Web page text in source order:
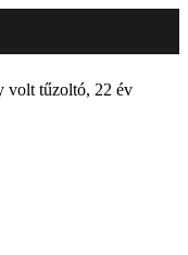
volt tűzoltó, 22 év